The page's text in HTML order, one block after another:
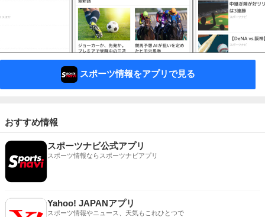
スポーツ情報をアプリで見る
おすすめ情報
スポーツナビ公式アプリ
スポーツ情報ならスポーツナビアプリ
Yahoo! JAPANアプリ
スポーツ情報やニュース、天気もこれひとつで